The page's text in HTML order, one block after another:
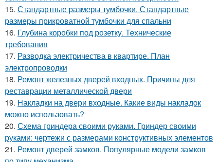
15. Стандартные размеры тумбочки. Стандартные
размеры прикроватной тумбочки для спальни
16. Глубина коробки под розетку. Технические
требования
17. Разводка электричества в квартире. План
электропроводки
18. Ремонт железных дверей входных. Причины для
реставрации металлической двери
19. Накладки на двери входные. Какие виды накладок
можно использовать?
20. Схема гриндера своими руками. Гриндер своими
руками: чертежи с размерами конструктивных элементов
21. Ремонт дверей замков. Популярные модели замков